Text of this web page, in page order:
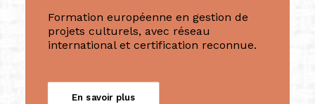
Formation européenne en gestion de
projets culturels, avec réseau
international et certification reconnue.
En savoir plus